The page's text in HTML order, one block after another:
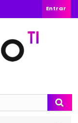
Entrar